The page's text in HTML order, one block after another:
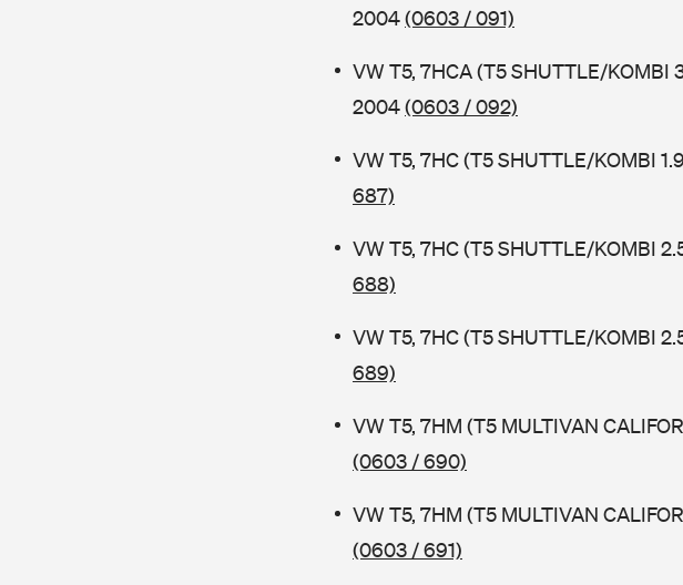
2004(0603 / 091)
VW T5, 7HCA (T5 SHUTTLE/KOMBI
2004(0603 / 092)
VW T5, 7HC (T5 SHUTTLE/KOMBI
687)
VW T5, 7HC (T5 SHUTTLE/KOMBI
688)
VW T5, 7HC (T5 SHUTTLE/KOMBI
689)
VW T5, 7HM (T5 MULTIVAN
(0603 / 690)
VW T5, 7HM (T5 MULTIVAN
(0603 / 691)